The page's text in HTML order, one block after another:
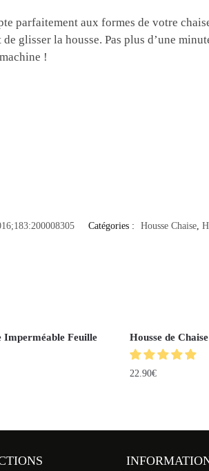
parfaitement aux formes de votre
glisser la housse. Pas plus d’une
!
Catégories : Housse Chaise,
Imperméable Feuille
Housse de
22.90€